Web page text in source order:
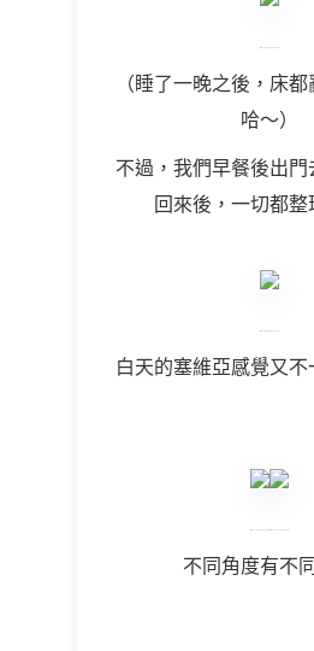
（睡了一晚之後，床
哈～）
不過，我們早餐後出
回來後，一切都整
白天的塞維亞感覺又不
不同角度有不